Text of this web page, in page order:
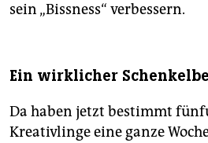
sein „Bissness“ verbessern.
Ein wirklicher
Da haben jetzt bestimmt
Kreativlinge eine ganze